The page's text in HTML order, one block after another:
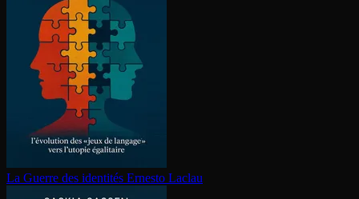
La Guerre des identités Ernesto Laclau